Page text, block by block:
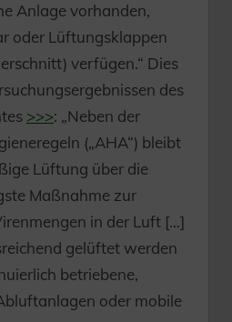
Anlage vorhanden,
oder Lüftungsklappen
verfügen.“ Dies
des
>>>: „Neben der
(„AHA“) bleibt
Lüftung über die
Maßnahme zur
in der Luft […]
gelüftet werden
betriebene,
oder mobile